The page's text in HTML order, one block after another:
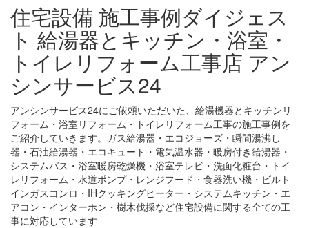
住宅設備 施工事例ダイジェス
ト 給湯器とキッチン・浴室・
トイレリフォーム工事店 アン
シンサービス24
アンシンサービス24にご依頼いただいた、給湯機器とキッチンリ
フォーム・浴室リフォーム・トイレリフォーム工事の施工事例を
ご紹介していきます。ガス給湯器・エコジョーズ・瞬間湯沸し
器・石油給湯器・エコキュート・電気温水器・暖房付き給湯器・
システムバス・浴室暖房乾燥機・浴室テレビ・洗面化粧台・トイ
レリフォーム・水道ポンプ・レンジフード・食器洗い機・ビルト
インガスコンロ・IHクッキングヒーター・システムキッチン・エ
アコン・インターホン・樹木伐採など住宅設備に関する全ての工
事に対応しています